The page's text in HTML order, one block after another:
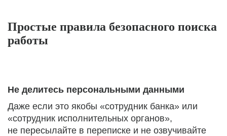
Простые правила безопасного поиска
работы
Не делитесь персональными данными
Даже если это якобы «сотрудник банка» или
«сотрудник исполнительных органов»,
не пересылайте в переписке и не озвучивайте